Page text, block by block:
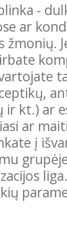
-
ar
žmonių.
ir kt.) ar
ar
į